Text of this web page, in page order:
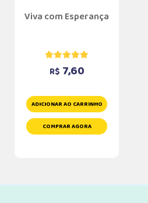
Viva com Esperança
R$ 7,60
ADICIONAR AO CARRINHO
COMPRAR AGORA